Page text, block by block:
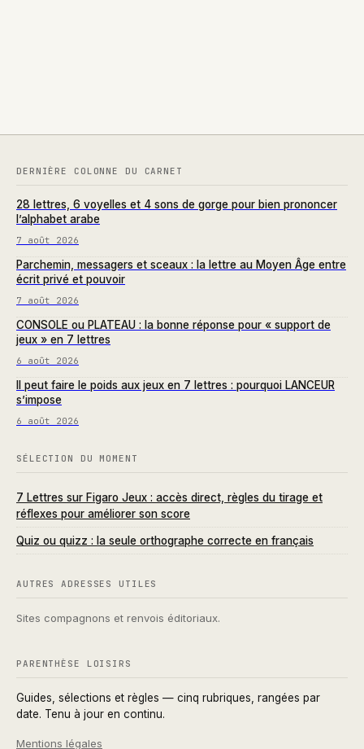
DERNIÈRE COLONNE DU CARNET
28 lettres, 6 voyelles et 4 sons de gorge pour bien prononcer
l’alphabet arabe
7 août 2026
Parchemin, messagers et sceaux : la lettre au Moyen Âge entre
écrit privé et pouvoir
7 août 2026
CONSOLE ou PLATEAU : la bonne réponse pour « support de
jeux » en 7 lettres
6 août 2026
Il peut faire le poids aux jeux en 7 lettres : pourquoi LANCEUR
s’impose
6 août 2026
SÉLECTION DU MOMENT
7 Lettres sur Figaro Jeux : accès direct, règles du tirage et
réflexes pour améliorer son score
Quiz ou quizz : la seule orthographe correcte en français
AUTRES ADRESSES UTILES
Sites compagnons et renvois éditoriaux.
PARENTHÈSE LOISIRS
Guides, sélections et règles — cinq rubriques, rangées par
date. Tenu à jour en continu.
Mentions légales